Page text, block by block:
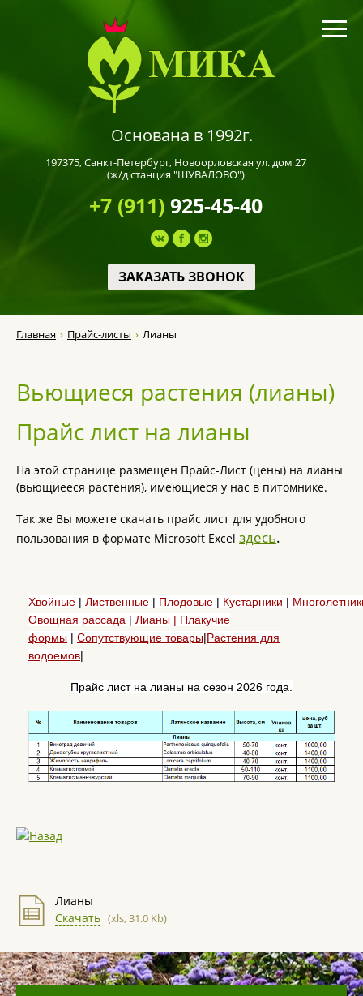
Основана в 1992г.
197375,Санкт-Петербург, Новоорловская ул. дом 27
(ж/д станция "ШУВАЛОВО")
+7 (911)925-45-40
ЗАКАЗАТЬ ЗВОНОК
Главная Прайс-листы Лианы
Вьющиеся растения (лианы)
Прайс лист на лианы
На этой странице размещен Прайс-Лист (цены) на лианы
(вьющиееся растения), имеющиеся у нас в питомнике.
Так же Вы можете скачать прайс лист для удобного
пользования в формате Microsoft Excel здесь.
Хвойные | Лиственные | Плодовые | Кустарники |
Овощная рассада | Лианы | Плакучие
формы | Сопутствующие товары|Растения для
водоемов|
Прайс лист на лианы на сезон 2026 года.
Лианы
Скачать (xls, 31.0 Kb)